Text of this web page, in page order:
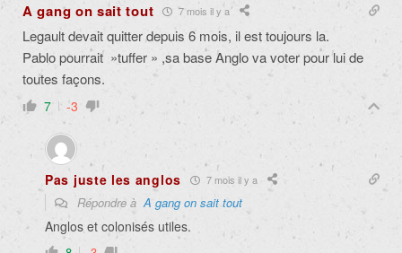
A gang on sait tout 7 mois il y a
Legault devait quitter depuis 6 mois, il est toujours la.
Pablo pourrait »tuffer » ,sa base Anglo va voter pour lui de
toutes façons.
7 -3
Pas juste les anglos 7 mois il y a
Répondre àA gang on sait tout
Anglos et colonisés utiles.